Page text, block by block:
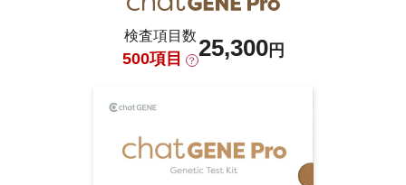
検査項目数
500項目 ？ 25,300円